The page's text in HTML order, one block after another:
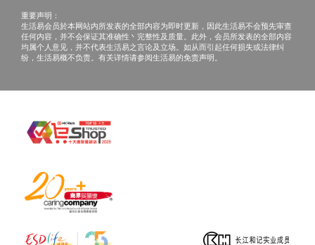
不纳入保用的范围：
产品在正常使用情况下自然的耗损
定期检查/更换及清洗滤芯
将产品放置于不适当的环境下
超载该产品所能承受的限定能力或所能接受的运作
产品曾被非康盛商贸有限公司修理或安装
在安装及使用时，不依照使用说明的指示所引致之
重要声明：
生活易会员於本网站内所发表的全部内容为即时更新，因此生活易不会预先审查
任何内容，并不会保证其准确性丶完整性及质量。此外，会员所发表的全部内容
均属个人意见，并不代表生活易之言论及立场。如从而引起任何损失或法律纠
纷，生活易概不负责。有关详情请参阅生活易的免责声明。